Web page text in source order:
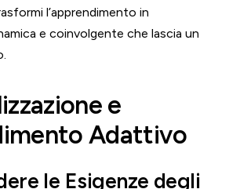
l’apprendimento in
e coinvolgente che lascia un
e
Adattivo
le Esigenze degli